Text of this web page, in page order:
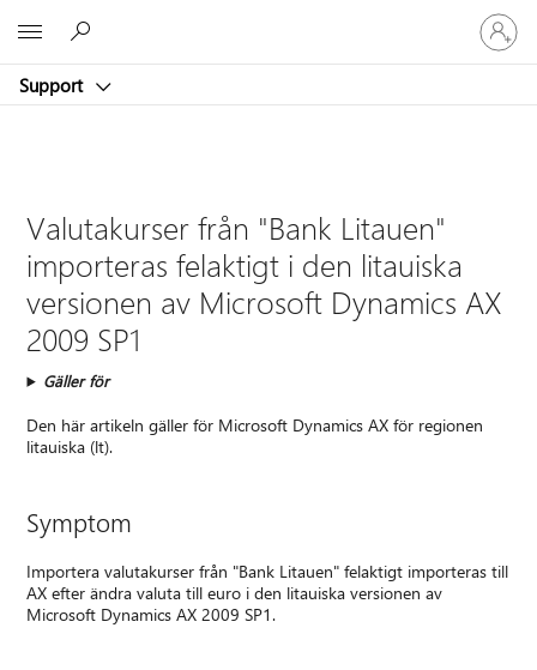
Support
Logga
in
på
konto
Valutakurser från "Bank Litauen"
importeras felaktigt i den litauiska
versionen av Microsoft Dynamics AX
2009 SP1
Gäller för
Den här artikeln gäller för Microsoft Dynamics AX för regionen
litauiska (lt).
Symptom
Importera valutakurser från "Bank Litauen" felaktigt importeras till
AX efter ändra valuta till euro i den litauiska versionen av
Microsoft Dynamics AX 2009 SP1.